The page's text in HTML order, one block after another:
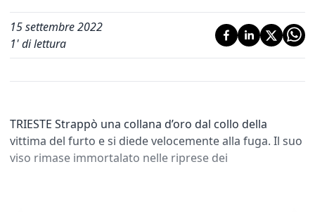
15 settembre 2022
1' di lettura
TRIESTE Strappò una collana d’oro dal collo della
vittima del furto e si diede velocemente alla fuga. Il suo
viso rimase immortalato nelle riprese dei